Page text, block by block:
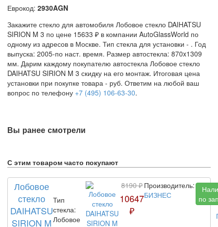
Еврокод: 2930AGN
Закажите стекло для автомобиля Лобовое стекло DAIHATSU
SIRION M 3 по цене 15633 ₽ в компании AutoGlassWorld по
одному из адресов в Москве. Тип стекла для установки - . Год
выпуска: 2005-по наст. время. Размер автостекла: 870x1309
мм. Дарим каждому покупателю автостекла Лобовое стекло
DAIHATSU SIRION M 3 скидку на его монтаж. Итоговая цена
установки при покупке товара - руб. Ответим на любой ваш
вопрос по телефону +7 (495) 106-63-30.
Вы ранее смотрели
С этим товаром часто покупают
Лобовое
стекло
DAIHATSU
SIRION M
Тип
стекла:
Лобовое
8190 ₽
10647
₽
Производитель:
БИЗНЕС
по